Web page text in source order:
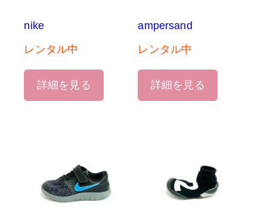
nike
レンタル中
詳細を見る
ampersand
レンタル中
詳細を見る